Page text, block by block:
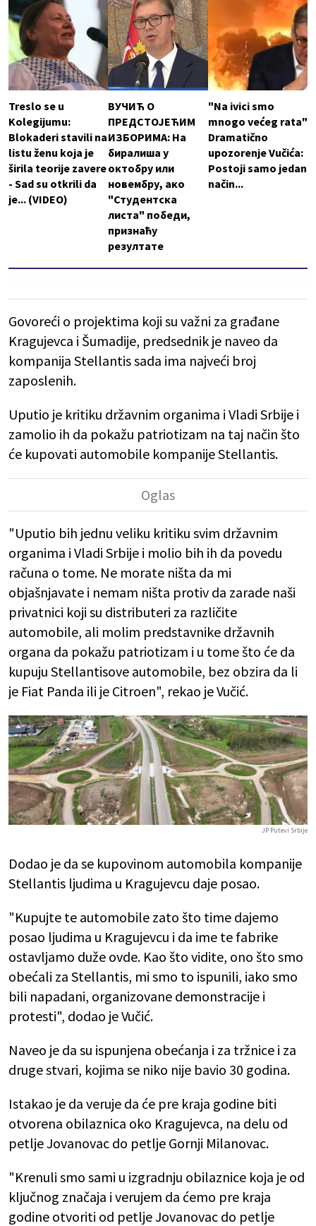
Treslo se u
Kolegijumu:
Blokaderi stavili na
listu ženu koja je
širila teorije zavere
- Sad su otkrili da
je... (VIDEO)
ВУЧИЋ О
ПРЕДСТОЈЕЋИМ
ИЗБОРИМА: На
биралиша у
октобру или
новембру, ако
"Студентска
листа" победи,
признаћу
резултате
"Na ivici smo
mnogo većeg rata"
Dramatično
upozorenje Vučića:
Postoji samo jedan
način...
Govoreći o projektima koji su važni za građane
Kragujevca i Šumadije, predsednik je naveo da
kompanija Stellantis sada ima najveći broj
zaposlenih.
Uputio je kritiku državnim organima i Vladi Srbije i
zamolio ih da pokažu patriotizam na taj način što
će kupovati automobile kompanije Stellantis.
"Uputio bih jednu veliku kritiku svim državnim
organima i Vladi Srbije i molio bih ih da povedu
računa o tome. Ne morate ništa da mi
objašnjavate i nemam ništa protiv da zarade naši
privatnici koji su distributeri za različite
automobile, ali molim predstavnike državnih
organa da pokažu patriotizam i u tome što će da
kupuju Stellantisove automobile, bez obzira da li
je Fiat Panda ili je Citroen", rekao je Vučić.
JP Putevi Srbije
Dodao je da se kupovinom automobila kompanije
Stellantis ljudima u Kragujevcu daje posao.
"Kupujte te automobile zato što time dajemo
posao ljudima u Kragujevcu i da ime te fabrike
ostavljamo duže ovde. Kao što vidite, ono što smo
obećali za Stellantis, mi smo to ispunili, iako smo
bili napadani, organizovane demonstracije i
protesti", dodao je Vučić.
Naveo je da su ispunjena obećanja i za tržnice i za
druge stvari, kojima se niko nije bavio 30 godina.
Istakao je da veruje da će pre kraja godine biti
otvorena obilaznica oko Kragujevca, na delu od
petlje Jovanovac do petlje Gornji Milanovac.
"Krenuli smo sami u izgradnju obilaznice koja je od
ključnog značaja i verujem da ćemo pre kraja
godine otvoriti od petlje Jovanovac do petlje